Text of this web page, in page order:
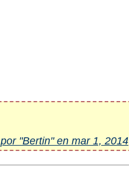
por "Bertin" en mar 1, 2014